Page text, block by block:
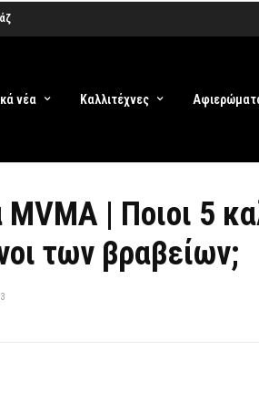
νέα Καλλιτέχνες
| Ποιοι 5
των βραβείων;